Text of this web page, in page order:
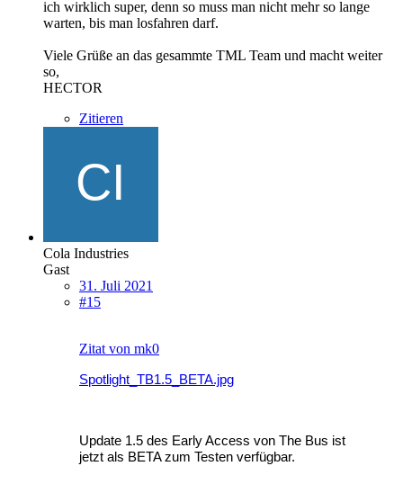
ich wirklich super, denn so muss man nicht mehr so lange
warten, bis man losfahren darf.
Viele Grüße an das gesammte TML Team und macht weiter
so,
HECTOR
Zitieren
Cola Industries
Gast
31. Juli 2021
#15
Zitat von mk0
Spotlight_TB1.5_BETA.jpg
Update 1.5 des Early Access von The Bus ist
jetzt als BETA zum Testen verfügbar.